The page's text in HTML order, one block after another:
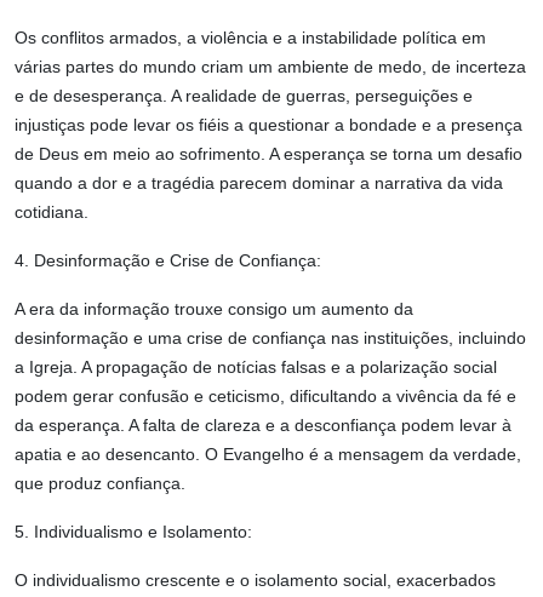
Os conflitos armados, a violência e a instabilidade política em
várias partes do mundo criam um ambiente de medo, de incerteza
e de desesperança. A realidade de guerras, perseguições e
injustiças pode levar os fiéis a questionar a bondade e a presença
de Deus em meio ao sofrimento. A esperança se torna um desafio
quando a dor e a tragédia parecem dominar a narrativa da vida
cotidiana.
4. Desinformação e Crise de Confiança:
A era da informação trouxe consigo um aumento da
desinformação e uma crise de confiança nas instituições, incluindo
a Igreja. A propagação de notícias falsas e a polarização social
podem gerar confusão e ceticismo, dificultando a vivência da fé e
da esperança. A falta de clareza e a desconfiança podem levar à
apatia e ao desencanto. O Evangelho é a mensagem da verdade,
que produz confiança.
5. Individualismo e Isolamento:
O individualismo crescente e o isolamento social, exacerbados